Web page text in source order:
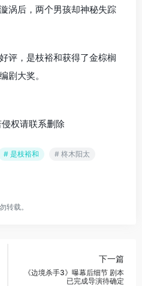
涡后，两个男孩却神秘失踪
评，是枝裕和获得了金棕榈
剧大奖。
权请联系删除
# 是枝裕和
# 柊木阳太
转载。
下一篇
《边境杀手3》曝幕后细节 剧本
已完成导演待确定